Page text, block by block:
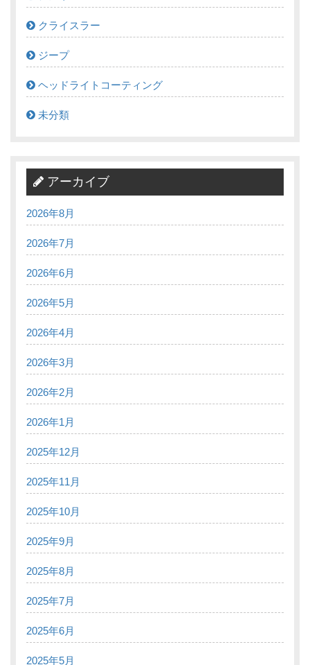
クライスラー
ジープ
ヘッドライトコーティング
未分類
アーカイブ
2026年8月
2026年7月
2026年6月
2026年5月
2026年4月
2026年3月
2026年2月
2026年1月
2025年12月
2025年11月
2025年10月
2025年9月
2025年8月
2025年7月
2025年6月
2025年5月